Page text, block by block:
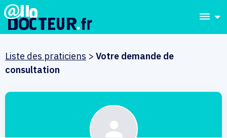
dehaze
Liste des praticiens > Votre demande de
consultation